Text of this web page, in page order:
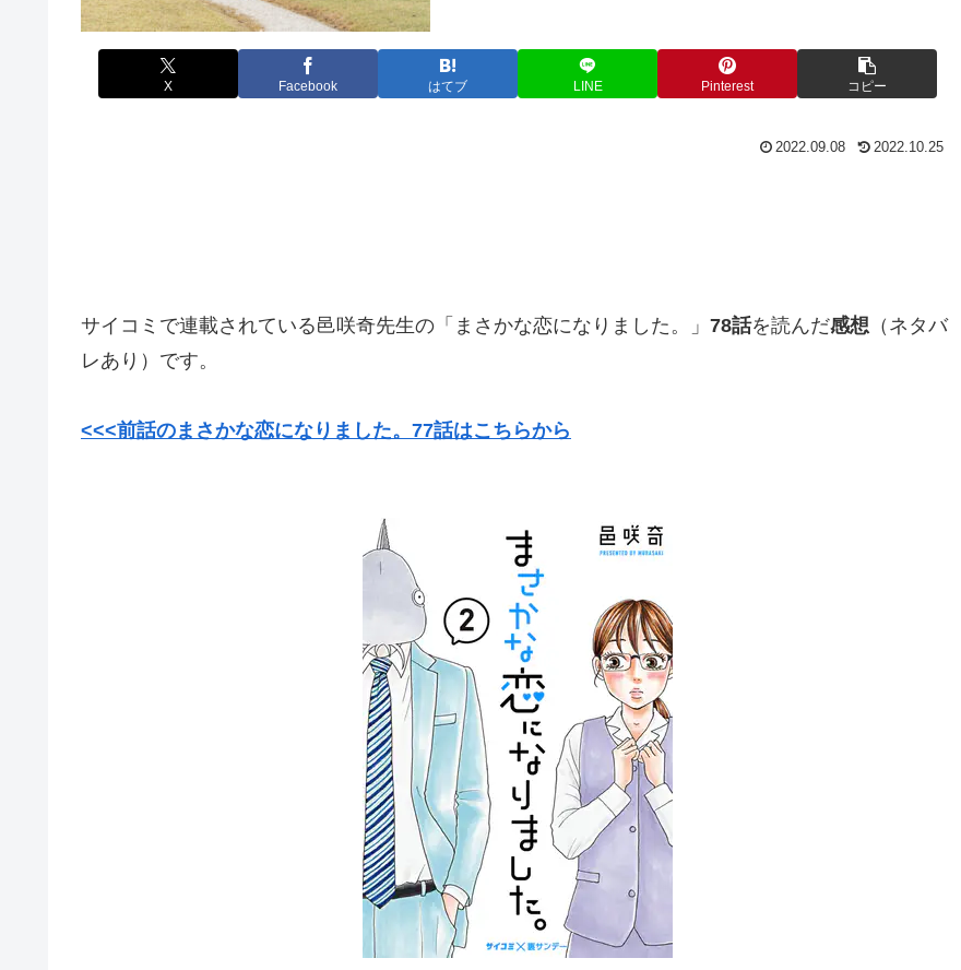
X Facebook はてブ LINE Pinterest コピー
2022.09.08 2022.10.25
サイコミで連載されている邑咲奇先生の「まさかな恋になりました。」 78話を読んだ感想 （ネタバ
レあり）です。
<<<前話のまさかな恋になりました。77話はこちらから